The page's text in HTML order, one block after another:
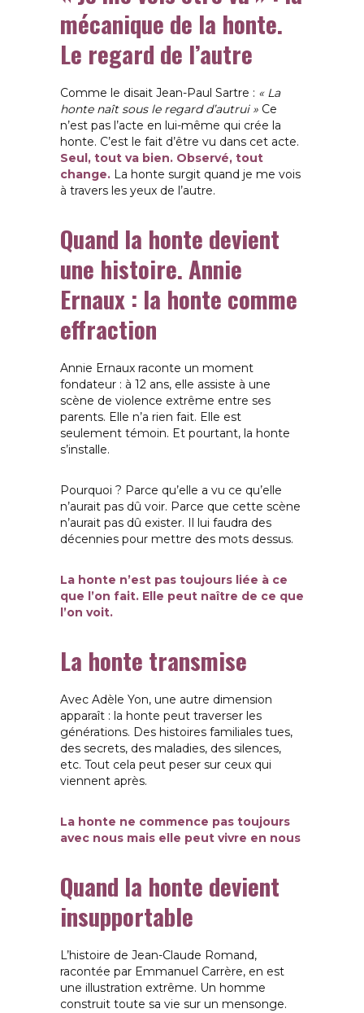
mécanique de la honte.
Le regard de l’autre
Comme le disait Jean-Paul Sartre : « La
honte naît sous le regard d’autrui » Ce
n’est pas l’acte en lui-même qui crée la
honte. C’est le fait d’être vu dans cet acte.
Seul, tout va bien. Observé, tout
change. La honte surgit quand je me vois
à travers les yeux de l’autre.
Quand la honte devient
une histoire. Annie
Ernaux : la honte comme
effraction
Annie Ernaux raconte un moment
fondateur : à 12 ans, elle assiste à une
scène de violence extrême entre ses
parents. Elle n’a rien fait. Elle est
seulement témoin. Et pourtant, la honte
s’installe.
Pourquoi ? Parce qu’elle a vu ce qu’elle
n’aurait pas dû voir. Parce que cette scène
n’aurait pas dû exister. Il lui faudra des
décennies pour mettre des mots dessus.
La honte n’est pas toujours liée à ce
que l’on fait. Elle peut naître de ce que
l’on voit.
La honte transmise
Avec Adèle Yon, une autre dimension
apparaît : la honte peut traverser les
générations. Des histoires familiales tues,
des secrets, des maladies, des silences,
etc. Tout cela peut peser sur ceux qui
viennent après.
La honte ne commence pas toujours
avec nous mais elle peut vivre en nous
Quand la honte devient
insupportable
L’histoire de Jean-Claude Romand,
racontée par Emmanuel Carrère, en est
une illustration extrême. Un homme
construit toute sa vie sur un mensonge.